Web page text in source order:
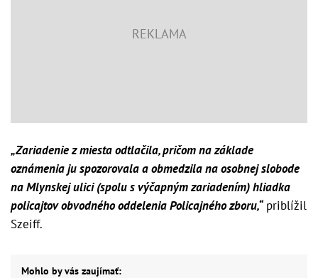
„Zariadenie z miesta odtlačila, pričom na základe
oznámenia ju spozorovala a obmedzila na osobnej slobode
na Mlynskej ulici (spolu s výčapným zariadením) hliadka
policajtov obvodného oddelenia Policajného zboru,“priblížil
Szeiff.
Mohlo by vás zaujímať: